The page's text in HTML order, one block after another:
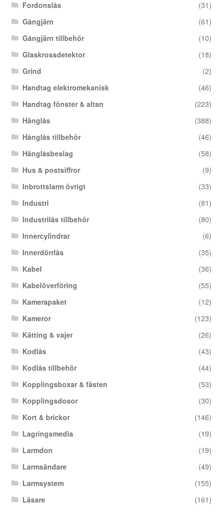
Fordonslås
(31)
Gångjärn
(61)
Gångjärn tillbehör
(10)
Glaskrossdetektor
(18)
Grind
(2)
Handtag elektromekanisk
(46)
Handtag fönster & altan
(223)
Hänglås
(388)
Hänglås tillbehör
(46)
Hänglåsbeslag
(58)
Hus & postsiffror
(9)
Inbrottslarm övrigt
(33)
Industri
(81)
Industrilås tillbehör
(80)
Innercylindrar
(6)
Innerdörrlås
(35)
Kabel
(36)
Kabelöverföring
(55)
Kamerapaket
(12)
Kameror
(123)
Kätting & vajer
(26)
Kodlås
(43)
Kodlås tillbehör
(44)
Kopplingsboxar & fästen
(53)
Kopplingsdosor
(30)
Kort & brickor
(146)
Lagringsmedia
(19)
Larmdon
(19)
Larmsändare
(49)
Larmsystem
(155)
Läsare
(161)